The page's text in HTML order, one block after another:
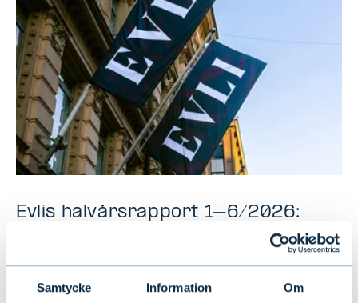
Samtycke Information Om
Evlis halvårsrapport 1–6/2026:
Stabil tillväxt under första halvåret
NYHETER|EVLI-KONCERNEN|14.07.2026